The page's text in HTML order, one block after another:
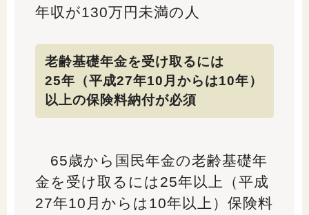
年収が130万円未満の人
老齢基礎年金を受け取るには
25年（平成27年10月からは10年）
以上の保険料納付が必須
65歳から国民年金の老齢基礎年
金を受け取るには25年以上（平成
27年10月からは10年以上）保険料